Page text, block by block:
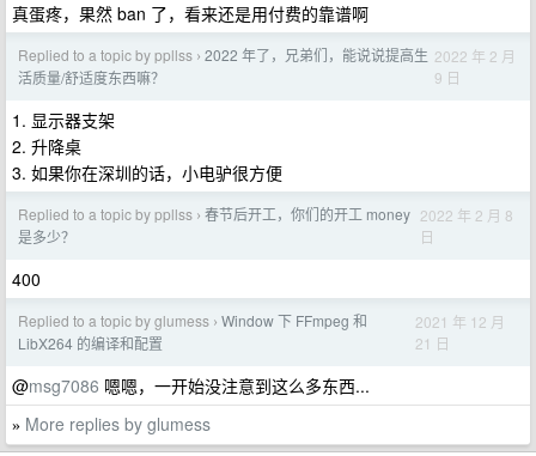
真蛋疼，果然 ban 了，看来还是用付费的靠谱啊
Replied to a topic by ppllss › 2022 年了，兄弟们，能说说提高生
活质量/舒适度东西嘛？
2022 年 2 月
9 日
1. 显示器支架
2. 升降桌
3. 如果你在深圳的话，小电驴很方便
Replied to a topic by ppllss › 春节后开工，你们的开工 money
是多少？
2022 年 2 月 8
日
400
Replied to a topic by glumess › Window 下 FFmpeg 和
LibX264 的编译和配置
2021 年 12 月
21 日
@msg7086 嗯嗯，一开始没注意到这么多东西...
» More replies by glumess